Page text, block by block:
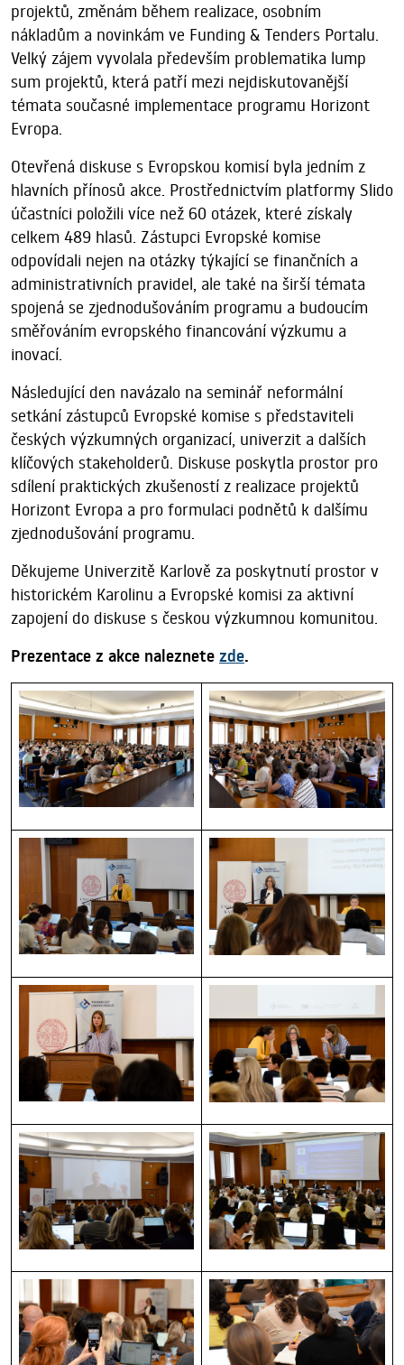
projektů, změnám během realizace, osobním
nákladům a novinkám ve Funding & Tenders Portalu.
Velký zájem vyvolala především problematika lump
sum projektů, která patří mezi nejdiskutovanější
témata současné implementace programu Horizont
Evropa.
Otevřená diskuse s Evropskou komisí byla jedním z
hlavních přínosů akce. Prostřednictvím platformy Slido
účastníci položili více než 60 otázek, které získaly
celkem 489 hlasů. Zástupci Evropské komise
odpovídali nejen na otázky týkající se finančních a
administrativních pravidel, ale také na širší témata
spojená se zjednodušováním programu a budoucím
směřováním evropského financování výzkumu a
inovací.
Následující den navázalo na seminář neformální
setkání zástupců Evropské komise s představiteli
českých výzkumných organizací, univerzit a dalších
klíčových stakeholderů. Diskuse poskytla prostor pro
sdílení praktických zkušeností z realizace projektů
Horizont Evropa a pro formulaci podnětů k dalšímu
zjednodušování programu.
Děkujeme Univerzitě Karlově za poskytnutí prostor v
historickém Karolinu a Evropské komisi za aktivní
zapojení do diskuse s českou výzkumnou komunitou.
Prezentace z akce naleznete zde.